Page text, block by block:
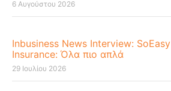
6 Αυγούστου 2026
Inbusiness News Interview: SoEasy
Insurance: Όλα πιο απλά
29 Ιουλίου 2026